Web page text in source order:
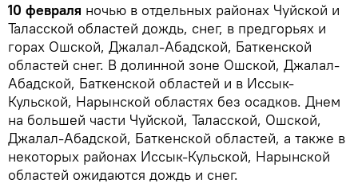
10 февраля ночью в отдельных районах Чуйской и
Таласской областей дождь, снег, в предгорьях и
горах Ошской, Джалал-Абадской, Баткенской
областей снег. В долинной зоне Ошской, Джалал-
Абадской, Баткенской областей и в Иссык-
Кульской, Нарынской областях без осадков. Днем
на большей части Чуйской, Таласской, Ошской,
Джалал-Абадской, Баткенской областей, а также в
некоторых районах Иссык-Кульской, Нарынской
областей ожидаются дождь и снег.